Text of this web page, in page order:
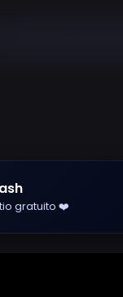
gratuito ❤️